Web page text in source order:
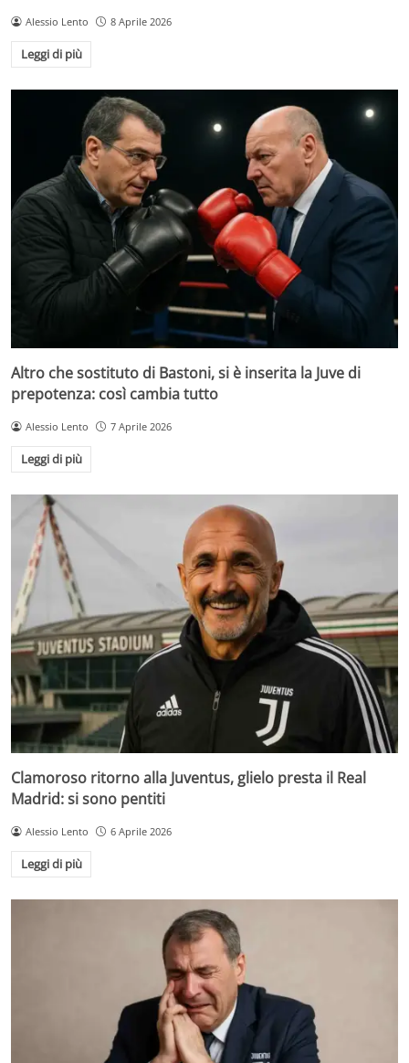
Alessio Lento 8 Aprile 2026
Leggi di più
Altro che sostituto di Bastoni, si è inserita la Juve di
prepotenza: così cambia tutto
Alessio Lento 7 Aprile 2026
Leggi di più
Clamoroso ritorno alla Juventus, glielo presta il Real
Madrid: si sono pentiti
Alessio Lento 6 Aprile 2026
Leggi di più